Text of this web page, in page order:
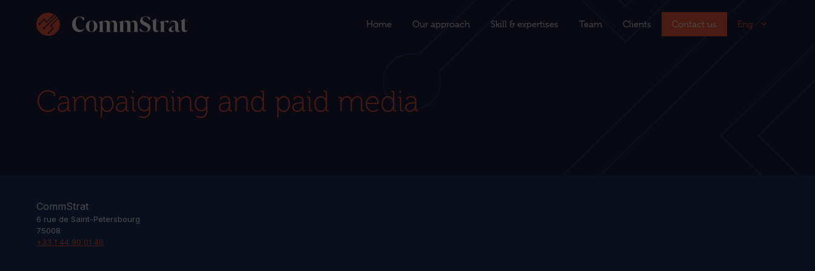
Home Our approach Skill & expertises Team Clients Contact us Eng
Campaigning and paid media
CommStrat
6 rue de Saint-Petersbourg
75008
+33 1 44 90 01 46